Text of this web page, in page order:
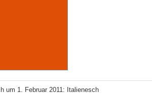
um 1. Februar 2011: Italienesch